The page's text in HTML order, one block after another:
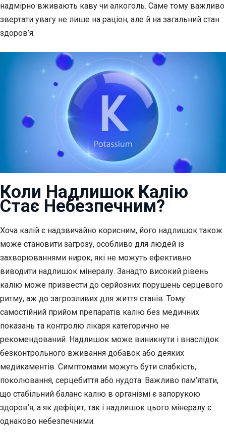
надмірно вживають каву чи алкоголь. Саме тому важливо
звертати увагу не лише на раціон, але й на загальний стан
здоров’я.
Коли Надлишок Калію
Стає Небезпечним?
Хоча калій є надзвичайно корисним, його надлишок також
може становити загрозу, особливо для людей із
захворюваннями нирок, які не можуть ефективно
виводити надлишок мінералу. Занадто високий рівень
калію може призвести до серйозних порушень серцевого
ритму, аж до загрозливих для життя станів. Тому
самостійний прийом препаратів калію без медичних
показань та контролю лікаря категорично не
рекомендований. Надлишок може виникнути і внаслідок
безконтрольного вживання добавок або деяких
медикаментів. Симптомами можуть бути слабкість,
поколювання, серцебиття або нудота. Важливо пам’ятати,
що стабільний баланс калію в організмі є запорукою
здоров’я, а як дефіцит, так і надлишок цього мінералу є
однаково небезпечними.